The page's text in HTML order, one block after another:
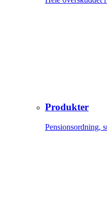
Produkter
Pensionsordning,